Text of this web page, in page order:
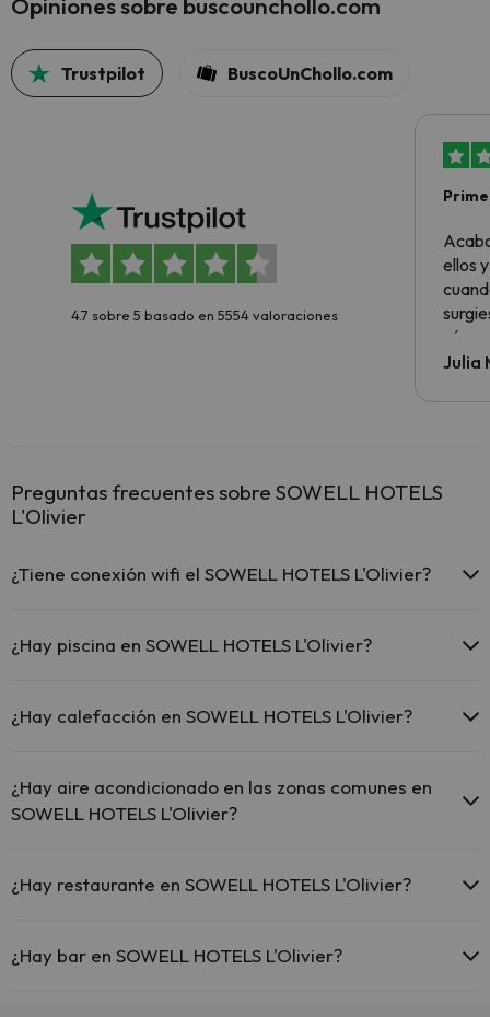
Opiniones sobre buscounchollo.com
Trustpilot BuscoUnChollo.com
4.7 sobre 5 basado en 5554 valoraciones
ellos
todo
Julia
Preguntas frecuentes sobre SOWELL HOTELS
L'Olivier
¿Tiene conexión wifi el SOWELL HOTELS L'Olivier?
comunes.
¿Hay piscina en SOWELL HOTELS L'Olivier?
de pago) Aquí tienes más info sobre la piscina y otras instalaciones.
Piscina al aire libre (toda la temporada)
¿Hay calefacción en SOWELL HOTELS L'Olivier?
comunes.
¿Hay aire acondicionado en las zonas comunes en
SOWELL HOTELS L'Olivier?
comunes.
¿Hay restaurante en SOWELL HOTELS L'Olivier?
¿Hay bar en SOWELL HOTELS L'Olivier?